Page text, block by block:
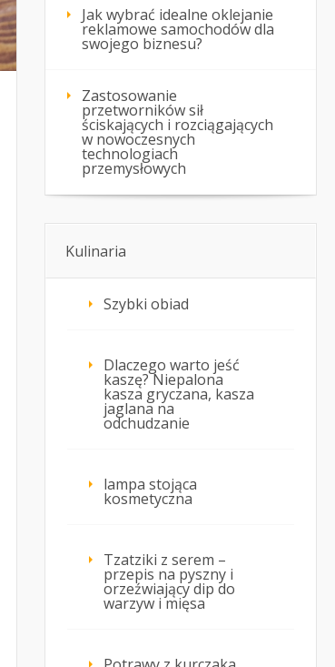
Jak wybrać idealne oklejanie
reklamowe samochodów dla
swojego biznesu?
Zastosowanie
przetworników sił
ściskających i rozciągających
w nowoczesnych
technologiach
przemysłowych
Kulinaria
Szybki obiad
Dlaczego warto jeść
kaszę? Niepalona
kasza gryczana, kasza
jaglana na
odchudzanie
lampa stojąca
kosmetyczna
Tzatziki z serem –
przepis na pyszny i
orzeźwiający dip do
warzyw i mięsa